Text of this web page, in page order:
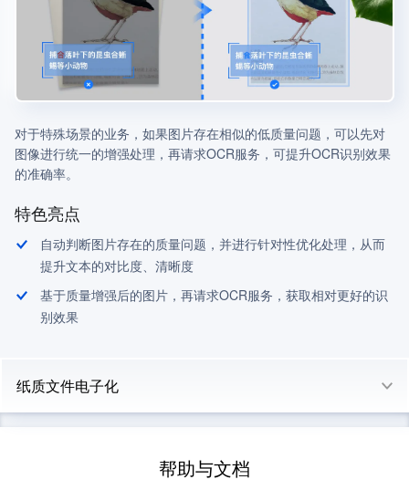
对于特殊场景的业务，如果图片存在相似的低质量问题，可以先对
图像进行统一的增强处理，再请求OCR服务，可提升OCR识别效果
的准确率。
特色亮点
自动判断图片存在的质量问题，并进行针对性优化处理，从而
提升文本的对比度、清晰度
基于质量增强后的图片，再请求OCR服务，获取相对更好的识
别效果
纸质文件电子化
帮助与文档